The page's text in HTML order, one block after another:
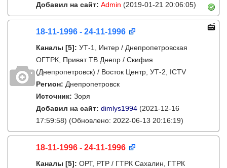
Добавил на сайт: Admin (2019-01-21 20:06:05)
18-11-1996 - 24-11-1996
Каналы [5]: УТ-1, Интер / Днепропетровская
ОГТРК, Приват ТВ Днепр / Скифия
(Днепропетровск) / Восток Центр, УТ-2, ICTV
Регион: Днепропетровск
Источник: Зоря
Добавил на сайт: dimlys1994 (2021-12-16
17:59:58) (Обновлено: 2022-06-13 20:16:19)
18-11-1996 - 24-11-1996
Каналы [5]: ОРТ, РТР / ГТРК Сахалин, ГТРК